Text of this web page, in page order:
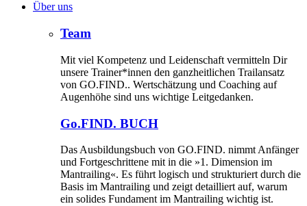
Über uns
Team
Mit viel Kompetenz und Leidenschaft vermitteln Dir
unsere Trainer*innen den ganzheitlichen Trailansatz
von GO.FIND.. Wertschätzung und Coaching auf
Augenhöhe sind uns wichtige Leitgedanken.
Go.FIND. BUCH
Das Ausbildungsbuch von GO.FIND. nimmt Anfänger
und Fortgeschrittene mit in die »1. Dimension im
Mantrailing«. Es führt logisch und strukturiert durch die
Basis im Mantrailing und zeigt detailliert auf, warum
ein solides Fundament im Mantrailing wichtig ist.